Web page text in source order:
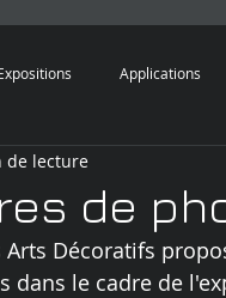
Applications
de
de lecture
Arts Décoratifs
dans le cadre de